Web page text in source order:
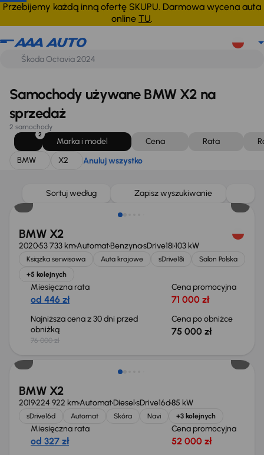
Przebijemy każdą inną ofertę SKUPU. Darmowa wycena auta
online TU.
BMW X2 Anuluj wszystko
Samochody używane BMW X2 na
sprzedaż
2 samochody
2
Marka i model Cena Rata
BMW
X2 Anuluj wszystko
Sortuj według Zapisz wyszukiwanie
Taniej o 1 000 zł
BMW X2
202053 733 kmAutomatBenzynasDrive18i103 kW
Książka serwisowa Auta krajowe sDrive18i
Salon Polska
+5 kolejnych
Miesięczna rata
od 446 zł
Cena promocyjna
71 000 zł
Najniższa cena z 30 dni przed
obniżką
76 000 zł
Cena po obniżce
75 000 zł
Taniej o 2 000 zł
BMW X2
2019224 922 kmAutomatDieselsDrive16d85 kW
sDrive16d Automat Skóra Navi +3 kolejnych
Miesięczna rata
od 327 zł
Cena promocyjna
52 000 zł